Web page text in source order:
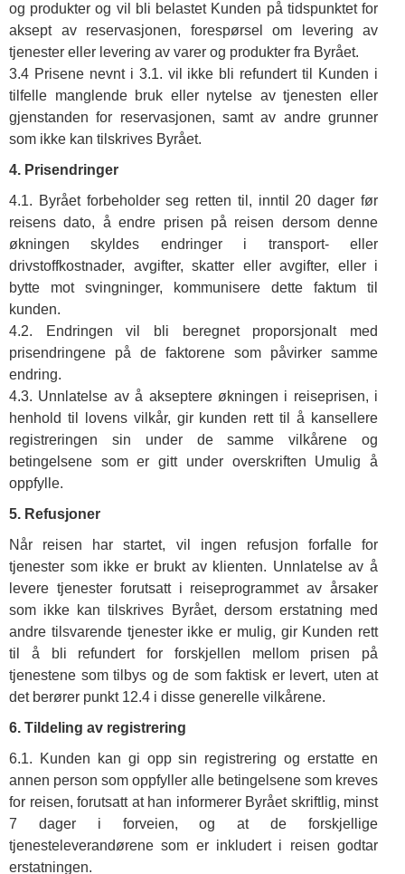
og produkter og vil bli belastet Kunden på tidspunktet for
aksept av reservasjonen, forespørsel om levering av
tjenester eller levering av varer og produkter fra Byrået.
3.4 Prisene nevnt i 3.1. vil ikke bli refundert til Kunden i
tilfelle manglende bruk eller nytelse av tjenesten eller
gjenstanden for reservasjonen, samt av andre grunner
som ikke kan tilskrives Byrået.
4. Prisendringer
4.1. Byrået forbeholder seg retten til, inntil 20 dager før
reisens dato, å endre prisen på reisen dersom denne
økningen skyldes endringer i transport- eller
drivstoffkostnader, avgifter, skatter eller avgifter, eller i
bytte mot svingninger, kommunisere dette faktum til
kunden.
4.2. Endringen vil bli beregnet proporsjonalt med
prisendringene på de faktorene som påvirker samme
endring.
4.3. Unnlatelse av å akseptere økningen i reiseprisen, i
henhold til lovens vilkår, gir kunden rett til å kansellere
registreringen sin under de samme vilkårene og
betingelsene som er gitt under overskriften Umulig å
oppfylle.
5. Refusjoner
Når reisen har startet, vil ingen refusjon forfalle for
tjenester som ikke er brukt av klienten. Unnlatelse av å
levere tjenester forutsatt i reiseprogrammet av årsaker
som ikke kan tilskrives Byrået, dersom erstatning med
andre tilsvarende tjenester ikke er mulig, gir Kunden rett
til å bli refundert for forskjellen mellom prisen på
tjenestene som tilbys og de som faktisk er levert, uten at
det berører punkt 12.4 i disse generelle vilkårene.
6. Tildeling av registrering
6.1. Kunden kan gi opp sin registrering og erstatte en
annen person som oppfyller alle betingelsene som kreves
for reisen, forutsatt at han informerer Byrået skriftlig, minst
7 dager i forveien, og at de forskjellige
tjenesteleverandørene som er inkludert i reisen godtar
erstatningen.